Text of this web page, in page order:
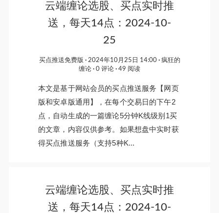
云端缠论选股、买点实时推
送，每天14点：2024-10-
25
买点推送免费版 2024年10月25日 14:00
疯狂的
缠论
0 评论 49 阅读
本文是基于网站会员的买点推送服务【网页
版和安卓版通用】，在每个交易日的下午2
点，自动生成的一篇缠论5分钟K线级别1买
的文章，内容仅供参考。如果想盘中实时获
得买点推送服务（支持5种K...
云端缠论选股、买点实时推
送，每天14点：2024-10-